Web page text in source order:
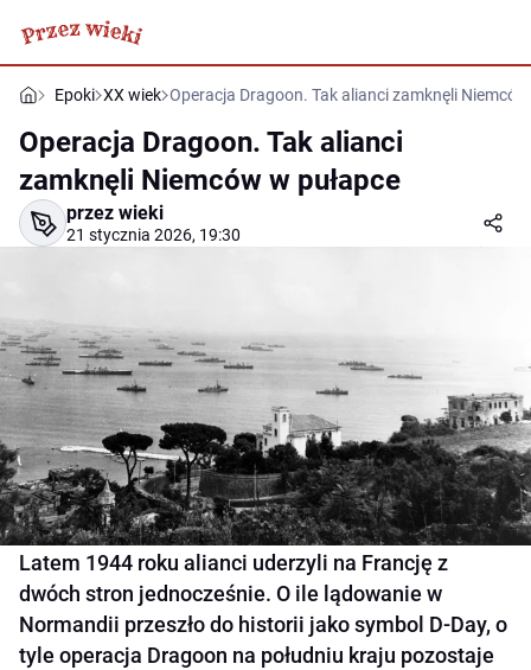
Epoki XX wiek Operacja Dragoon. Tak alianci zamknęli
Operacja Dragoon. Tak alianci
zamknęli Niemców w pułapce
przez wieki
21 stycznia 2026, 19:30
Latem 1944 roku alianci uderzyli na Francję z
dwóch stron jednocześnie. O ile lądowanie w
Normandii przeszło do historii jako symbol D-Day, o
tyle operacja Dragoon na południu kraju pozostaje